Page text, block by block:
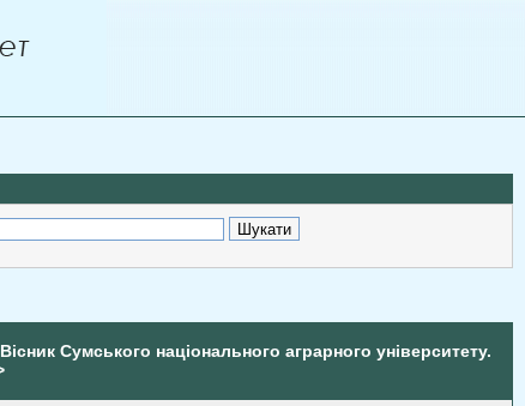
Сумського національного аграрного університету.